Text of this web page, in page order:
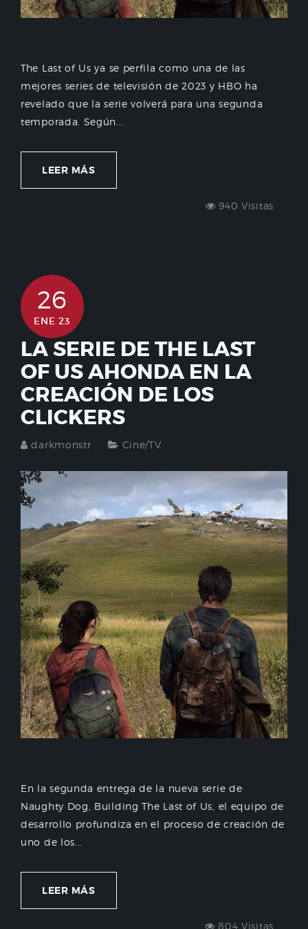
The Last of Us ya se perfila como una de las
mejores series de televisión de 2023 y HBO ha
revelado que la serie volverá para una segunda
temporada. Según...
LEER MÁS
940 Visitas
26
ENE 23
LA SERIE DE THE LAST
OF US AHONDA EN LA
CREACIÓN DE LOS
CLICKERS
darkmonstr Cine/TV
En la segunda entrega de la nueva serie de
Naughty Dog, Building The Last of Us, el equipo de
desarrollo profundiza en el proceso de creación de
uno de los...
LEER MÁS
804 Visitas